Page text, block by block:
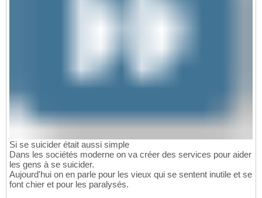
Si se suicider était aussi simple
Dans les sociétés moderne on va créer des services pour aider
les gens à se suicider.
Aujourd'hui on en parle pour les vieux qui se sentent inutile et se
font chier et pour les paralysés.